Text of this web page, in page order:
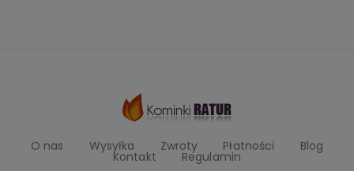
O nas Wysyłka Zwroty Płatności Blog
Kontakt Regulamin